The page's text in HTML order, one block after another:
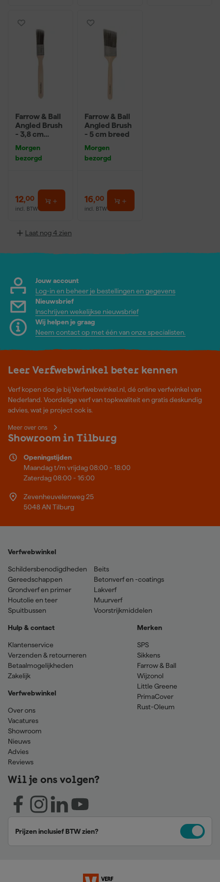
Farrow & Ball
Angled Brush
- 3,8 cm
Morgen
bezorgd
12,00
incl. BTW
Farrow & Ball
Angled Brush
- 5 cm breed
Morgen
bezorgd
16,00
incl. BTW
Laat nog 4 zien
Jouw account
Log-in en beheer je bestellingen en gegevens
Nieuwsbrief
Inschrijven wekelijkse nieuwsbrief
Wij helpen je graag
Neem contact op met één van onze specialisten.
Leer Verfwebwinkel beter kennen
Verf kopen doe je bij Verfwebwinkel.nl, dé online verfwinkel van
Nederland. Voordelige verf van topkwaliteit en gratis deskundig
advies, wat je project ook is.
Meer over ons
Showroom in Tilburg
Openingstijden
Maandag t/m vrijdag 08:00 - 18:00
Zaterdag 08:00 - 16:00
Zevenheuvelenweg 25
5048 AN Tilburg
Verfwebwinkel
Schildersbenodigdheden
Gereedschappen
Grondverf en primer
Houtolie en teer
Spuitbussen
Beits
Betonverf en -coatings
Lakverf
Muurverf
Voorstrijkmiddelen
Hulp & contact
Klantenservice
Verzenden & retourneren
Betaalmogelijkheden
Zakelijk
Verfwebwinkel
Over ons
Vacatures
Showroom
Nieuws
Advies
Reviews
Merken
SPS
Sikkens
Farrow & Ball
Wijzonol
Little Greene
PrimaCover
Rust-Oleum
Wil je ons volgen?
Prijzen inclusief BTW zien?